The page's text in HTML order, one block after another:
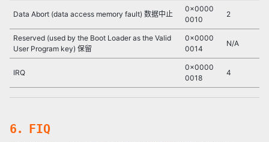
Data Abort (data access memory fault) 数据中止
0x0000
0010
2
Reserved (used by the Boot Loader as the Valid
User Program key) 保留
0x0000
0014
N/A
IRQ
0x0000
0018
4
6．FIQ